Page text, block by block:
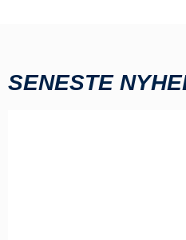
SENESTE